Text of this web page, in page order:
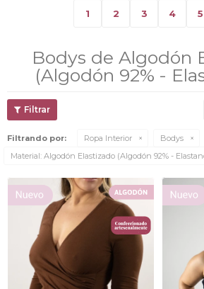
1 2 3 4 5
Bodys de Algodón
(Algodón 92% -
Filtrando por: Ropa Interior
Bodys
Material: Algodón Elastizado (Algodón 92% -